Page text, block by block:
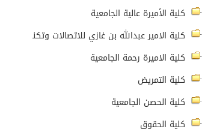
كلية الأميرة عالية الجامعية
كلية الامير عبدالله بن غازي للاتصالات وتكنولوجيا
كلية الاميرة رحمة الجامعية
كلية التمريض
كلية الحصن الجامعية
كلية الحقوق